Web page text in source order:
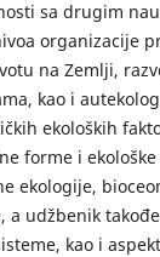
sa drugim
organizacije
na Zemlji,
kao i
ekoloških
forme i
ekologije,
a udžbenik
kao i